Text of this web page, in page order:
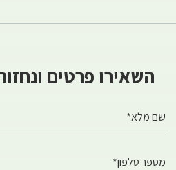
השאירו פרטים
שם מלא*
מספר טלפון*